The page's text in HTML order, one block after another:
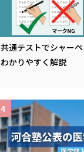
共通テストでシャー
わかりやすく解説
4